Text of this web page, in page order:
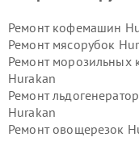
Ремонт кофемашин
Ремонт мясорубок
Ремонт морозильных
Hurakan
Ремонт
Hurakan
Ремонт овощерезок